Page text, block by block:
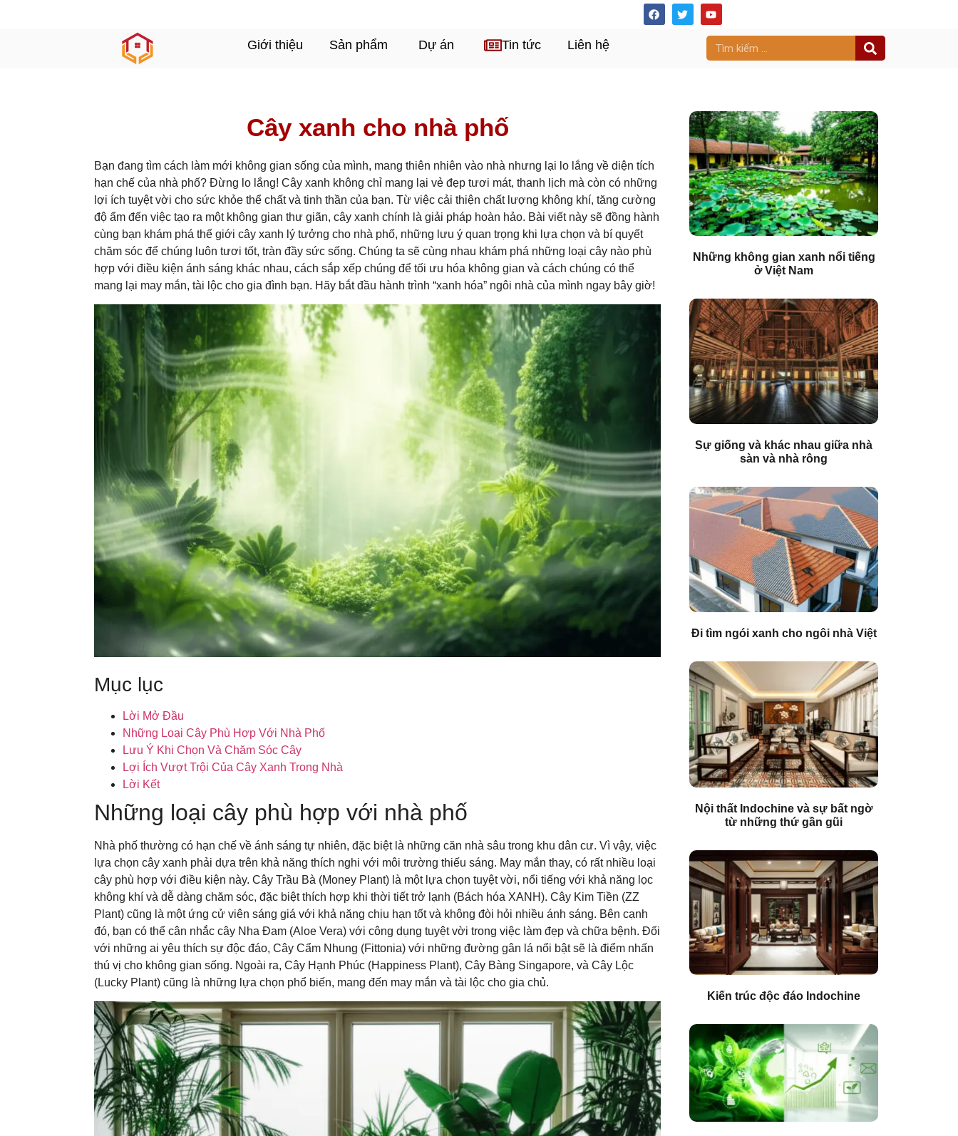
Giới thiệu Sản phẩm Dự án Tin tức Liên hệ
Cây xanh cho nhà phố
Bạn đang tìm cách làm mới không gian sống của mình, mang thiên nhiên vào nhà nhưng lại lo lắng về diện tích
hạn chế của nhà phố? Đừng lo lắng! Cây xanh không chỉ mang lại vẻ đẹp tươi mát, thanh lịch mà còn có những
lợi ích tuyệt vời cho sức khỏe thể chất và tinh thần của bạn. Từ việc cải thiện chất lượng không khí, tăng cường
độ ẩm đến việc tạo ra một không gian thư giãn, cây xanh chính là giải pháp hoàn hảo. Bài viết này sẽ đồng hành
cùng bạn khám phá thế giới cây xanh lý tưởng cho nhà phố, những lưu ý quan trọng khi lựa chọn và bí quyết
chăm sóc để chúng luôn tươi tốt, tràn đầy sức sống. Chúng ta sẽ cùng nhau khám phá những loại cây nào phù
hợp với điều kiện ánh sáng khác nhau, cách sắp xếp chúng để tối ưu hóa không gian và cách chúng có thể
mang lại may mắn, tài lộc cho gia đình bạn. Hãy bắt đầu hành trình “xanh hóa” ngôi nhà của mình ngay bây giờ!
Mục lục
Lời Mở Đầu
Những Loại Cây Phù Hợp Với Nhà Phố
Lưu Ý Khi Chọn Và Chăm Sóc Cây
Lợi Ích Vượt Trội Của Cây Xanh Trong Nhà
Lời Kết
Những loại cây phù hợp với nhà phố
Nhà phố thường có hạn chế về ánh sáng tự nhiên, đặc biệt là những căn nhà sâu trong khu dân cư. Vì vậy, việc
lựa chọn cây xanh phải dựa trên khả năng thích nghi với môi trường thiếu sáng. May mắn thay, có rất nhiều loại
cây phù hợp với điều kiện này. Cây Trầu Bà (Money Plant) là một lựa chọn tuyệt vời, nổi tiếng với khả năng lọc
không khí và dễ dàng chăm sóc, đặc biệt thích hợp khi thời tiết trở lạnh (Bách hóa XANH). Cây Kim Tiền (ZZ
Plant) cũng là một ứng cử viên sáng giá với khả năng chịu hạn tốt và không đòi hỏi nhiều ánh sáng. Bên cạnh
đó, bạn có thể cân nhắc cây Nha Đam (Aloe Vera) với công dụng tuyệt vời trong việc làm đẹp và chữa bệnh. Đối
với những ai yêu thích sự độc đáo, Cây Cẩm Nhung (Fittonia) với những đường gân lá nổi bật sẽ là điểm nhấn
thú vị cho không gian sống. Ngoài ra, Cây Hạnh Phúc (Happiness Plant), Cây Bàng Singapore, và Cây Lộc
(Lucky Plant) cũng là những lựa chọn phổ biến, mang đến may mắn và tài lộc cho gia chủ.
Những không gian xanh nổi tiếng
ở Việt Nam
Sự giống và khác nhau giữa nhà
sàn và nhà rông
Đi tìm ngói xanh cho ngôi nhà Việt
Nội thất Indochine và sự bất ngờ
từ những thứ gần gũi
Kiến trúc độc đáo Indochine